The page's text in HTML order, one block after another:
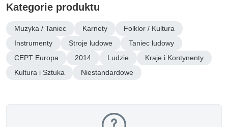
Kategorie produktu
Muzyka / Taniec Karnety
Folklor / Kultura
Instrumenty
Stroje ludowe
Taniec ludowy
CEPT Europa
2014 Ludzie
Kraje i Kontynenty
Kultura i Sztuka
Niestandardowe